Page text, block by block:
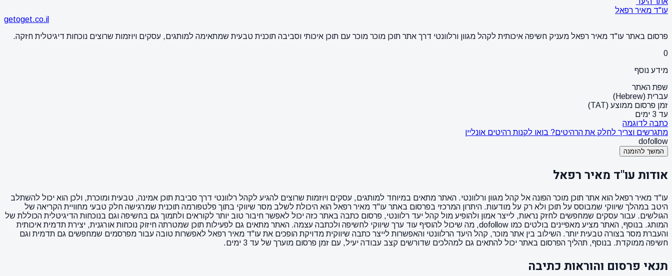
עו"ד מאיר רפאל
getoget.co.il
פרסום באתר עו"ד מאיר רפאל מעניק חשיפה איכותית לקהל מגוון ורלוונטי דרך אתר תוכן מוכר מוכר עם תוכן איכותי וסביבה תוכנית טבעית שמתאימה למותגים, עסקים ויוזמות שרוצים נוכחות דיגיטלית חזקה.
0
מידע נוסף
שפת האתר
עברית (Hebrew)
זמן פרסום ממוצע (TAT)
עד 3 ימים
כתבה לדוגמה
מתגרשים וצריך לחלק את הרהיטים? בואו לקנות רהיטים אונליין
dofollow
המשך להזמנה
אודות עו"ד מאיר רפאל
עו"ד מאיר רפאל הוא אתר תוכן מוכר הפונה אל קהל מגוון ורלוונטי. האתר מתאים במיוחד למותגים, עסקים ויוזמות שרוצים להגיע לקהל רלוונטי דרך סביבת תוכן אמינה, טבעית ומוכרת, ולכן הוא יכול להשתלב
היטב במהלך שיווקי שמבוסס על תוכן ולא רק על מודעות. היתרון המרכזי בפרסום באתר עו"ד מאיר רפאל הוא היכולת לשלב מסר שיווקי בתוך פלטפורמה תוכנית שמרגישה חלק טבעי מחוויית הקריאה של
הגולשים. עבור עסקים שמחפשים לחזק נראות, לייצר אמון ולהופיע מול קהל יעד רלוונטי, פרסום כתבה באתר כזה יכול לאפשר חיבור טוב יותר לקוראים ולתמוך גם בחשיפה וגם בנוכחות הדיגיטלית הכוללת של
המותג. בנוסף, האתר מציע מאפיינים בולטים כמו dofollow, מה שיכול להוסיף עוד ערך שיווקי לחשיפה ולכתבה עצמה. האתר מתאים גם לפעילות תוכן שמטרתה חיזוק נוכחות אורגנית, יצירת תדמית איכותית
והעברת מסר בצורה טבעית יותר. השילוב בין אתר מוכר, קהל היעד הרלוונטי והאפשרות לייצר כתבה שיווקית מדויקת הופכים את עו"ד מאיר רפאל לאפשרות טובה עבור מפרסמים שמחפשים גם תדמית וגם
חשיפה ממוקדת. בנוסף, תהליך הפרסום באתר יכול להתאים גם למהלכים שדורשים קצב עבודה יעיל, עם זמן פרסום מוערך של עד 3 ימים.
תנאי פרסום והוראות כתיבה